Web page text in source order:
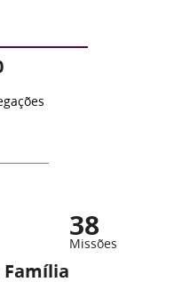
38
Missões